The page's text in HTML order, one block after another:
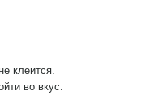
наверху, на один день
будет, кинулся за
Во где холодный пот
добровольно.
клеится.
во вкус.